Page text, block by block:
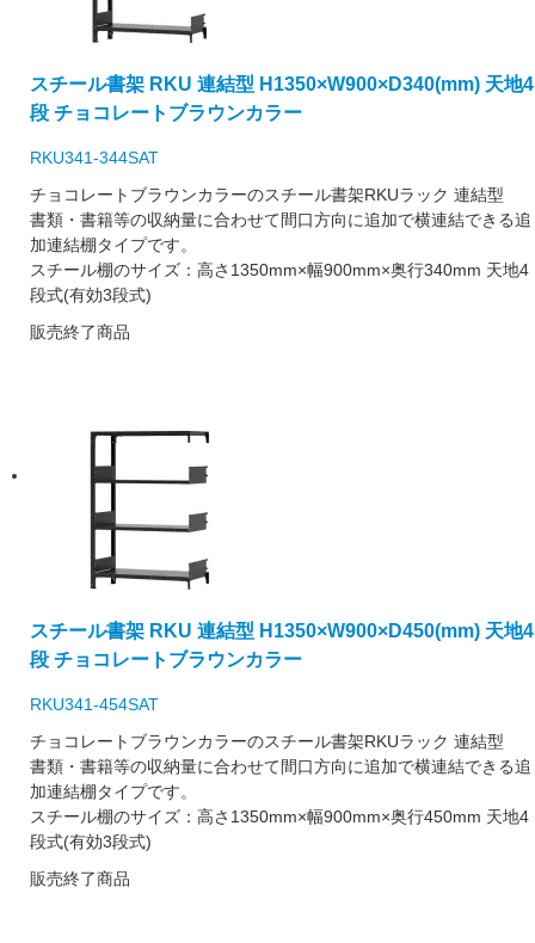
スチール書架 RKU 連結型 H1350×W900×D340(mm) 天地4
段 チョコレートブラウンカラー
RKU341-344SAT
チョコレートブラウンカラーのスチール書架RKUラック 連結型
書類・書籍等の収納量に合わせて間口方向に追加で横連結できる追
加連結棚タイプです。
スチール棚のサイズ：高さ1350mm×幅900mm×奥行340mm 天地4
段式(有効3段式)
販売終了商品
スチール書架 RKU 連結型 H1350×W900×D450(mm) 天地4
段 チョコレートブラウンカラー
RKU341-454SAT
チョコレートブラウンカラーのスチール書架RKUラック 連結型
書類・書籍等の収納量に合わせて間口方向に追加で横連結できる追
加連結棚タイプです。
スチール棚のサイズ：高さ1350mm×幅900mm×奥行450mm 天地4
段式(有効3段式)
販売終了商品